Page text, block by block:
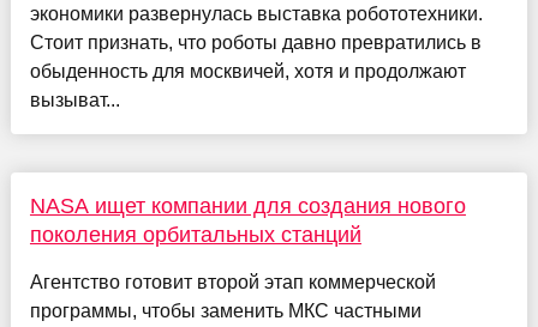
экономики развернулась выставка робототехники.
Стоит признать, что роботы давно превратились в
обыденность для москвичей, хотя и продолжают
вызыват...
NASA ищет компании для создания нового
поколения орбитальных станций
Агентство готовит второй этап коммерческой
программы, чтобы заменить МКС частными